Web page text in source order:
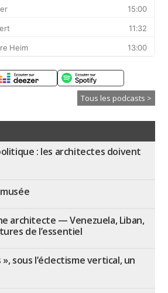
Tous les podcasts >
: les architectes doivent
architecte — Venezuela, Liban,
de l’essentiel
sous l’éclectisme vertical, un